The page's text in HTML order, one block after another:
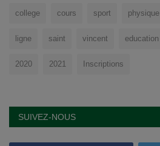
college cours sport physique
ligne saint vincent education
2020 2021 Inscriptions
SUIVEZ-NOUS